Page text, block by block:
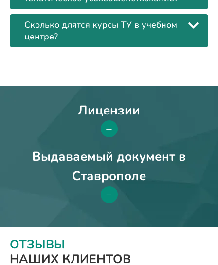
Сколько длятся курсы ТУ в учебном
центре?
Лицензии
+
Выдаваемый документ в
Ставрополе
+
ОТЗЫВЫ
НАШИХ КЛИЕНТОВ